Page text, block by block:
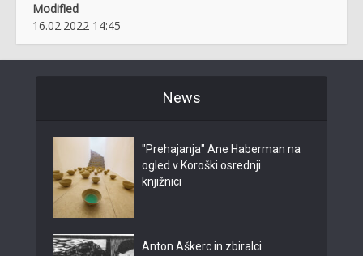
Modified
16.02.2022 14:45
News
"Prehajanja" Ane Haberman na
ogled v Koroški osrednji
knjižnici
Anton Aškerc in zbiralci